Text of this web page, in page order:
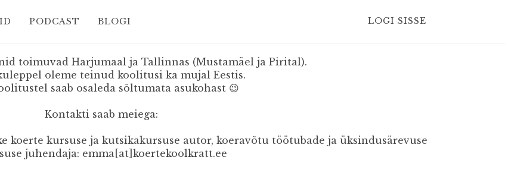
PODCAST BLOGI LOGI SISSE
toimuvad Harjumaal ja Tallinnas (Mustamäel ja Pirital).
oleme teinud koolitusi ka mujal Eestis.
saab osaleda sõltumata asukohast 😉
Kontakti saab meiega:
koerte kursuse ja kutsikakursuse autor, koeravõtu töötubade ja üksindusärevuse
juhendaja: emma[at]koertekoolkratt.ee